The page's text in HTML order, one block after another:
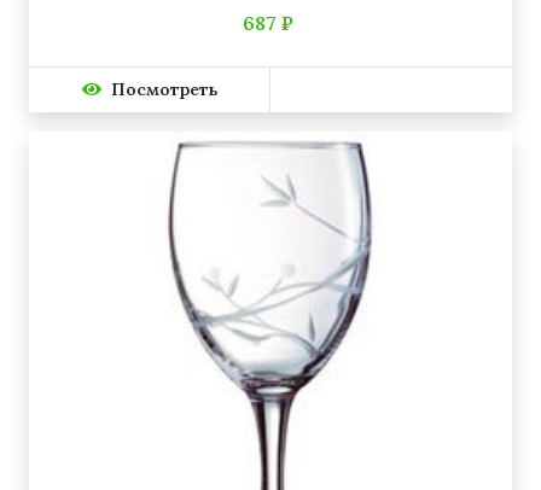
687 ₽
Посмотреть